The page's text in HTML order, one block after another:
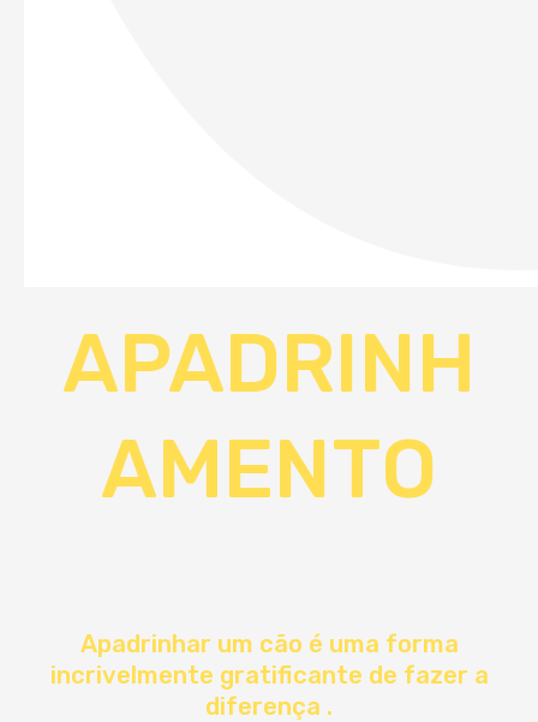
APADRINH
AMENTO
Apadrinhar um cão é uma forma
incrivelmente gratificante de fazer a
diferença .